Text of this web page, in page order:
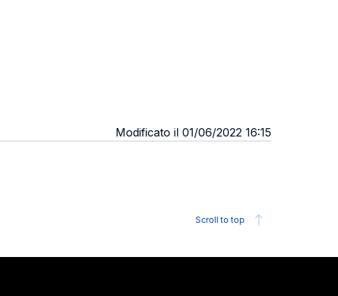
Modificato il 01/06/2022 16:15
Scroll to top